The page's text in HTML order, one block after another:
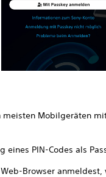
meisten Mobilgeräten
eines PIN-Codes als
Browser